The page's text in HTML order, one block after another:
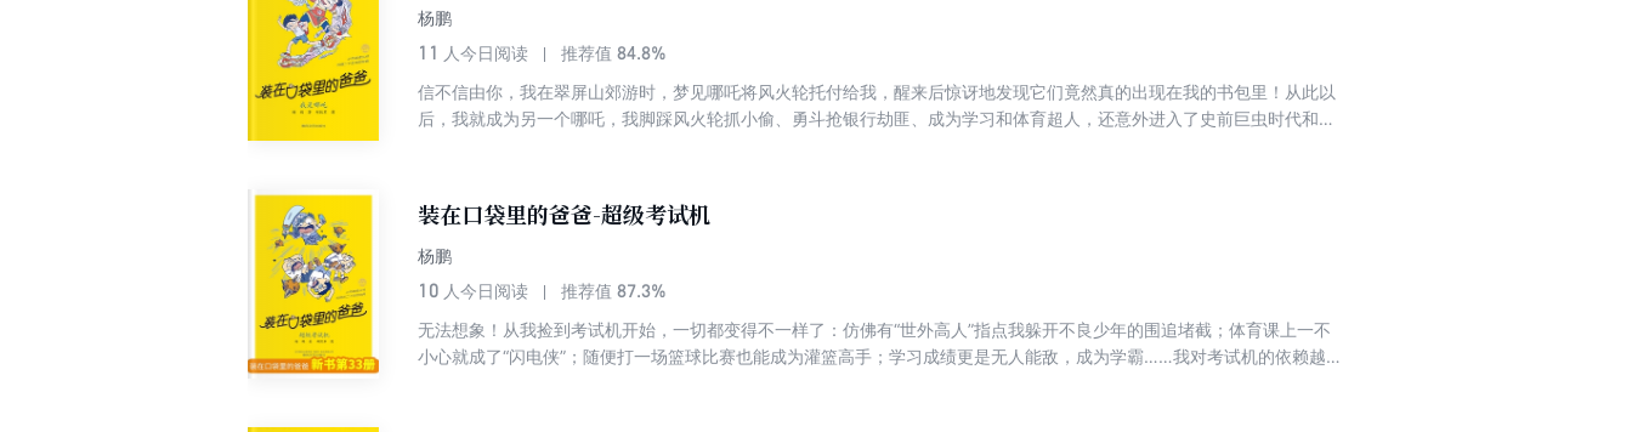
杨鹏
11 人今日阅读 推荐值 84.8%
信不信由你，我在翠屏山郊游时，梦见哪吒将风火轮托付给我，醒来后惊讶地发现它们竟然真的出现在我的书包里！从此以
后，我就成为另一个哪吒，我脚踩风火轮抓小偷、勇斗抢银行劫匪、成为学习和体育超人，还意外进入了史前巨虫时代和未
装在口袋里的爸爸-超级考试机
杨鹏
10 人今日阅读 推荐值 87.3%
无法想象！从我捡到考试机开始，一切都变得不一样了：仿佛有“世外高人”指点我躲开不良少年的围追堵截；体育课上一不
小心就成了“闪电侠”；随便打一场篮球比赛也能成为灌篮高手；学习成绩更是无人能敌，成为学霸……我对考试机的依赖越来